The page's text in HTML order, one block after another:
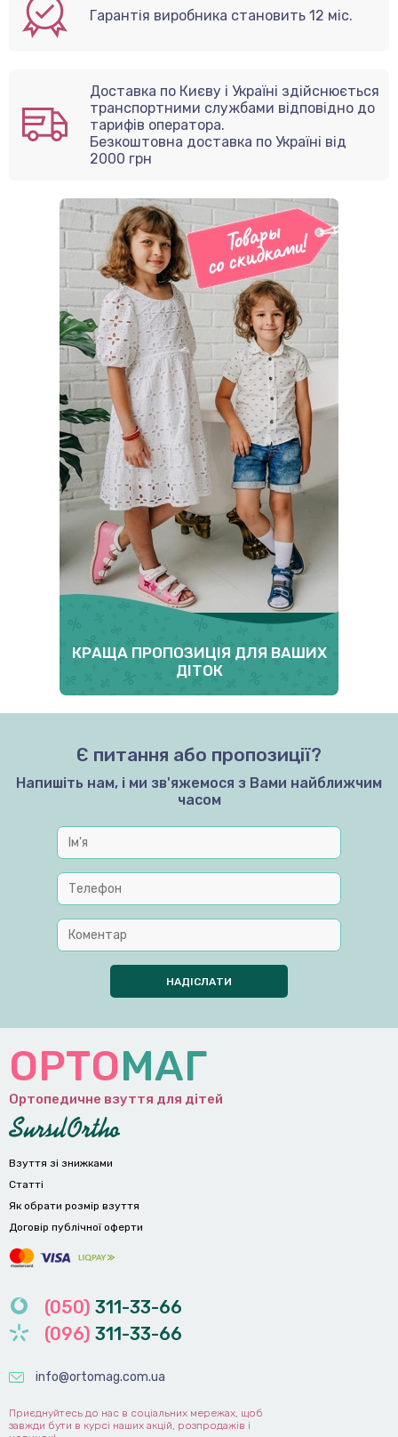
Гарантія виробника становить 12 міс.
Доставка по Києву і Україні здійснюється
транспортними службами відповідно до
тарифів оператора.
Безкоштовна доставка по Україні від
2000 грн
КРАЩА ПРОПОЗИЦІЯ ДЛЯ ВАШИХ
ДІТОК
Є питання або пропозиції?
Напишіть нам, і ми зв'яжемося з Вами найближчим
часом
ОРТОМАГ
Ортопедичне взуття для дітей
Взуття зі знижками
Статті
Як обрати розмір взуття
Договір публічної оферти
(050) 311-33-66
(096) 311-33-66
info@ortomag.com.ua
Приєднуйтесь до нас в соціальних мережах, щоб
завжди бути в курсі наших акцій, розпродажів і